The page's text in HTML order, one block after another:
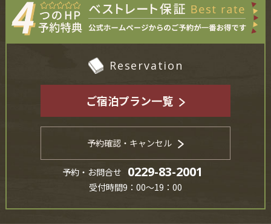
Reservation
ご宿泊プラン一覧
予約確認・キャンセル
予約・お問合せ 0229-83-2001
受付時間9：00～19：00